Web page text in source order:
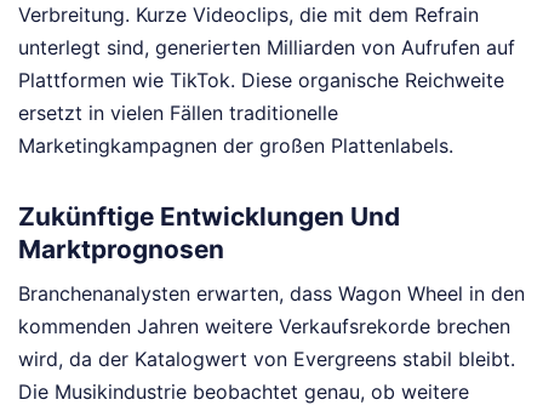
Verbreitung. Kurze Videoclips, die mit dem Refrain
unterlegt sind, generierten Milliarden von Aufrufen auf
Plattformen wie TikTok. Diese organische Reichweite
ersetzt in vielen Fällen traditionelle
Marketingkampagnen der großen Plattenlabels.
Zukünftige Entwicklungen Und
Marktprognosen
Branchenanalysten erwarten, dass Wagon Wheel in den
kommenden Jahren weitere Verkaufsrekorde brechen
wird, da der Katalogwert von Evergreens stabil bleibt.
Die Musikindustrie beobachtet genau, ob weitere